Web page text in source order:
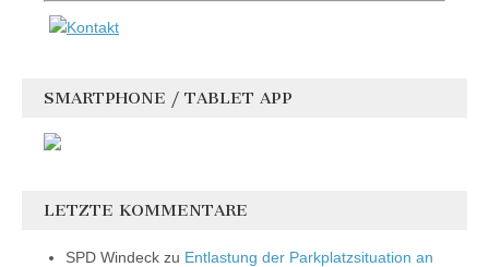
SMARTPHONE / TABLET APP
LETZTE KOMMENTARE
SPD Windeck zu Entlastung der Parkplatzsituation an